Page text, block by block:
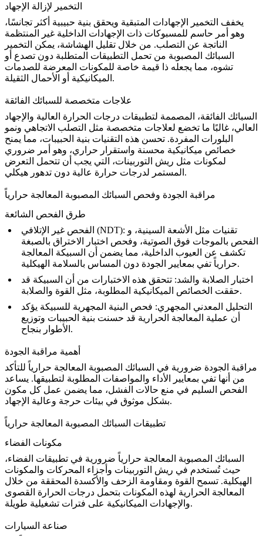
التخمير لإزالة الإجهاد
يخفف التخمير الإجهادات المتبقية ويحقق بنية حبيبية أكثر تجانسًا،
وهو أمر حاسم للمسبوكات ذات الإجهادات الداخلية غير المنتظمة
الناتجة عن التصلب. من خلال تقليل الهشاشة، يمكن التخمير
السبائك المصبوبة من تحمل التطبيقات المتطلبة دون تصدع أو
تشوه، مما يجعله ذا قيمة خاصة للمكونات المعرضة للصدمات
الميكانيكية أو الأحمال الثقيلة.
علاجات متخصصة للسبائك الفائقة
السبائك الفائقة، المصممة لتطبيقات درجات الحرارة العالية والإجهاد
العالي، غالبًا ما تخضع لعلاجات متخصصة مثل التصلب الاتجاهي ونمو
البلورات المفردة. تحسن هذه التقنيات بنية الحبيبات، مما يمنح
خصائص ميكانيكية محسنة واستقرار حراري، وهو أمر ضروري
لمكونات مثل ريش التوربينات، التي يجب أن تتحمل التعرض
المستمر لدرجات حرارة عالية دون تدهور هيكلي.
مراقبة الجودة وفحص السبائك المصبوبة المعالجة حرارياً
طرق الفحص الشائعة
الفحص غير الإتلافي (NDT)
: تقنيات مثل الأشعة السينية، و
الفحص بالموجات فوق الصوتية، وفحص اختبار الاختراق بالصبغة
تكشف عن العيوب الداخلية، مما يضمن أن السبيكة المعالجة
حرارياً تفي بمعايير الجودة دون المساس بالسلامة الهيكلية.
اختبار الصلابة والشد: تتحقق هذه الاختبارات من أن السبيكة قد
حققت الخصائص الميكانيكية المطلوبة، مثل القوة والصلابة.
التحليل المعدني المجهري: فحص البنية المجهرية للسبيكة يؤكد
أن عملية المعالجة الحرارية قد حسنت بنية الحبيبات وتوزيع
الأطوار بنجاح.
أهمية مراقبة الجودة
مراقبة الجودة ضرورية في السبائك المصبوبة المعالجة حرارياً للتأكد
من أنها تفي بمعايير الأداء والمواصفات المطلوبة لتطبيقها. يساعد
الفحص السليم في منع حالات الفشل، مما يضمن عمل كل مكون
بشكل موثوق في بيئات حرجة وعالية الإجهاد.
تطبيقات السبائك المصبوبة المعالجة حرارياً
مكونات الفضاء
السبائك المصبوبة المعالجة حرارياً ضرورية في تطبيقات الفضاء،
حيث تُستخدم في ريش التوربينات وأجزاء المحركات والمكونات
الهيكلية. تسمح القوة ومقاومة الزحف والأكسدة المحققة من خلال
المعالجة الحرارية لهذه المكونات بتحمل درجات الحرارة القصوى
والإجهادات الميكانيكية على فترات تشغيلية طويلة.
صناعة السيارات